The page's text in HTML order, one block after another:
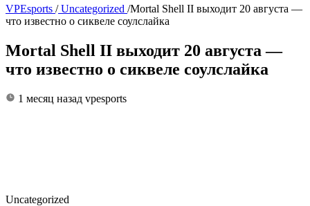
VPEsports / Uncategorized /Mortal Shell II выходит 20 августа —
что известно о сиквеле соулслайка
Mortal Shell II выходит 20 августа —
что известно о сиквеле соулслайка
1 месяц назад vpesports
Uncategorized